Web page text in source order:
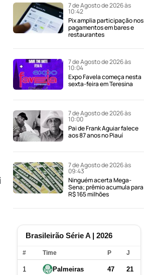
7 de Agosto de 2026 às
10:42
Pix amplia participação nos
pagamentos em bares e
restaurantes
7 de Agosto de 2026 às
10:04
Expo Favela começa nesta
sexta-feira em Teresina
7 de Agosto de 2026 às
10:00
Pai de Frank Aguiar falece
aos 87 anos no Piauí
7 de Agosto de 2026 às
09:43
Ninguém acerta Mega-
Sena; prêmio acumula para
R$ 165 milhões